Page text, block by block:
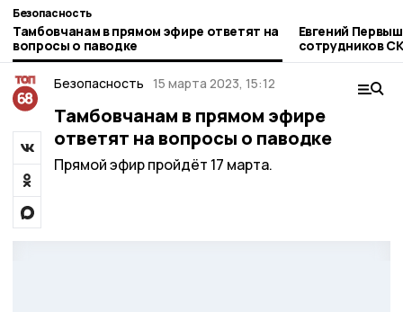
Безопасность
Тамбовчанам в прямом эфире ответят на
вопросы о паводке
Евгений
сотрудников
законности
Безопасность 15 марта 2023, 15:12
Тамбовчанам в прямом эфире
ответят на вопросы о паводке
Прямой эфир пройдёт 17 марта.